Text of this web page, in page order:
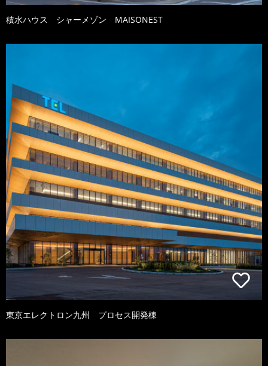
積水ハウス シャーメゾン MAISONEST
東京エレクトロン九州 プロセス開発棟